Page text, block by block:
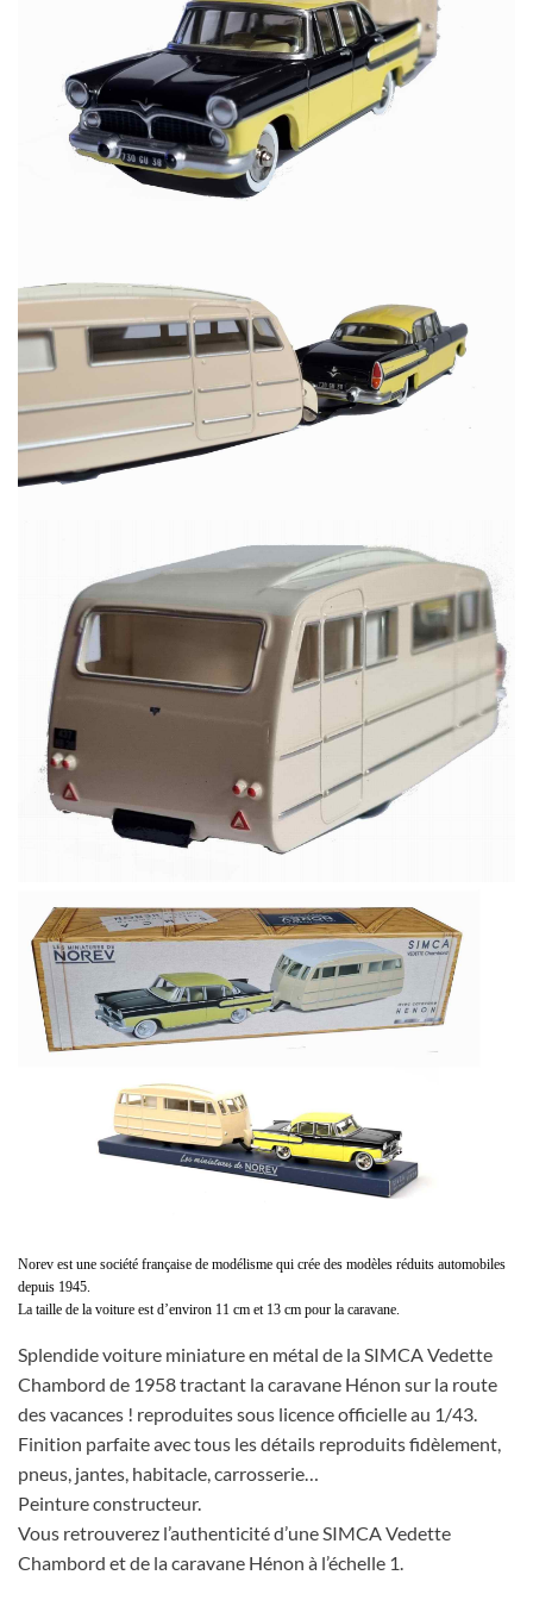
Norev est une société française de modélisme qui crée des modèles réduits automobiles
depuis 1945.
La taille de la voiture est d’environ 11 cm et 13 cm pour la caravane.
Splendide voiture miniature en métal de la SIMCA Vedette
Chambord de 1958 tractant la caravane Hénon sur la route
des vacances ! reproduites sous licence officielle au 1/43.
Finition parfaite avec tous les détails reproduits fidèlement,
pneus, jantes, habitacle, carrosserie…
Peinture constructeur.
Vous retrouverez l’authenticité d’une SIMCA Vedette
Chambord et de la caravane Hénon à l’échelle 1.